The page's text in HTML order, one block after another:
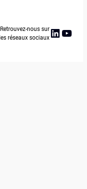
Retrouvez-nous sur
les réseaux sociaux